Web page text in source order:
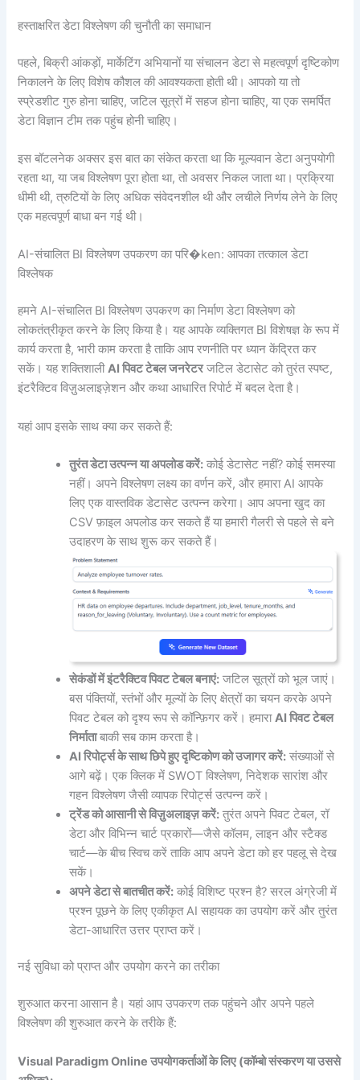
हस्ताक्षरित डेटा विश्लेषण की चुनौती का समाधान
पहले, बिक्री आंकड़ों, मार्केटिंग अभियानों या संचालन डेटा से महत्वपूर्ण दृष्टिकोण
निकालने के लिए विशेष कौशल की आवश्यकता होती थी। आपको या तो
स्प्रेडशीट गुरु होना चाहिए, जटिल सूत्रों में सहज होना चाहिए, या एक समर्पित
डेटा विज्ञान टीम तक पहुंच होनी चाहिए।
इस बॉटलनेक अक्सर इस बात का संकेत करता था कि मूल्यवान डेटा अनुपयोगी
रहता था, या जब विश्लेषण पूरा होता था, तो अवसर निकल जाता था। प्रक्रिया
धीमी थी, त्रुटियों के लिए अधिक संवेदनशील थी और लचीले निर्णय लेने के लिए
एक महत्वपूर्ण बाधा बन गई थी।
AI-संचालित BI विश्लेषण उपकरण का परि�ken: आपका तत्काल डेटा
विश्लेषक
हमने AI-संचालित BI विश्लेषण उपकरण का निर्माण डेटा विश्लेषण को
लोकतंत्रीकृत करने के लिए किया है। यह आपके व्यक्तिगत BI विशेषज्ञ के रूप में
कार्य करता है, भारी काम करता है ताकि आप रणनीति पर ध्यान केंद्रित कर
सकें। यह शक्तिशालीAI पिवट टेबल जनरेटरजटिल डेटासेट को तुरंत स्पष्ट,
इंटरैक्टिव विज़ुअलाइज़ेशन और कथा आधारित रिपोर्ट में बदल देता है।
यहां आप इसके साथ क्या कर सकते हैं:
तुरंत डेटा उत्पन्न या अपलोड करें: कोई डेटासेट नहीं? कोई समस्या
नहीं। अपने विश्लेषण लक्ष्य का वर्णन करें, और हमारा AI आपके
लिए एक वास्तविक डेटासेट उत्पन्न करेगा। आप अपना खुद का
CSV फ़ाइल अपलोड कर सकते हैं या हमारी गैलरी से पहले से बने
उदाहरण के साथ शुरू कर सकते हैं।
सेकंडों में इंटरैक्टिव पिवट टेबल बनाएं: जटिल सूत्रों को भूल जाएं।
बस पंक्तियों, स्तंभों और मूल्यों के लिए क्षेत्रों का चयन करके अपने
पिवट टेबल को दृश्य रूप से कॉन्फ़िगर करें। हमारा AI पिवट टेबल
निर्माताबाकी सब काम करता है।
AI रिपोर्ट्स के साथ छिपे हुए दृष्टिकोण को उजागर करें: संख्याओं से
आगे बढ़ें। एक क्लिक में SWOT विश्लेषण, निदेशक सारांश और
गहन विश्लेषण जैसी व्यापक रिपोर्ट्स उत्पन्न करें।
ट्रेंड को आसानी से विज़ुअलाइज़ करें: तुरंत अपने पिवट टेबल, रॉ
डेटा और विभिन्न चार्ट प्रकारों—जैसे कॉलम, लाइन और स्टैक्ड
चार्ट—के बीच स्विच करें ताकि आप अपने डेटा को हर पहलू से देख
सकें।
अपने डेटा से बातचीत करें: कोई विशिष्ट प्रश्न है? सरल अंग्रेजी में
प्रश्न पूछने के लिए एकीकृत AI सहायक का उपयोग करें और तुरंत
डेटा-आधारित उत्तर प्राप्त करें।
नई सुविधा को प्राप्त और उपयोग करने का तरीका
शुरुआत करना आसान है। यहां आप उपकरण तक पहुंचने और अपने पहले
विश्लेषण की शुरुआत करने के तरीके हैं:
Visual Paradigm Online उपयोगकर्ताओं के लिए (कॉम्बो संस्करण या उससे